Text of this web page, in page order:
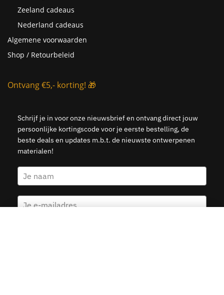
Zeeland cadeaus
Nederland cadeaus
Algemene voorwaarden
Shop / Retourbeleid
Ontvang €5,- korting! 🎁
Schrijf je in voor onze nieuwsbrief en ontvang direct jouw
persoonlijke kortingscode voor je eerste bestelling, de
beste deals en updates m.b.t. de nieuwste ontwerpenen
materialen!